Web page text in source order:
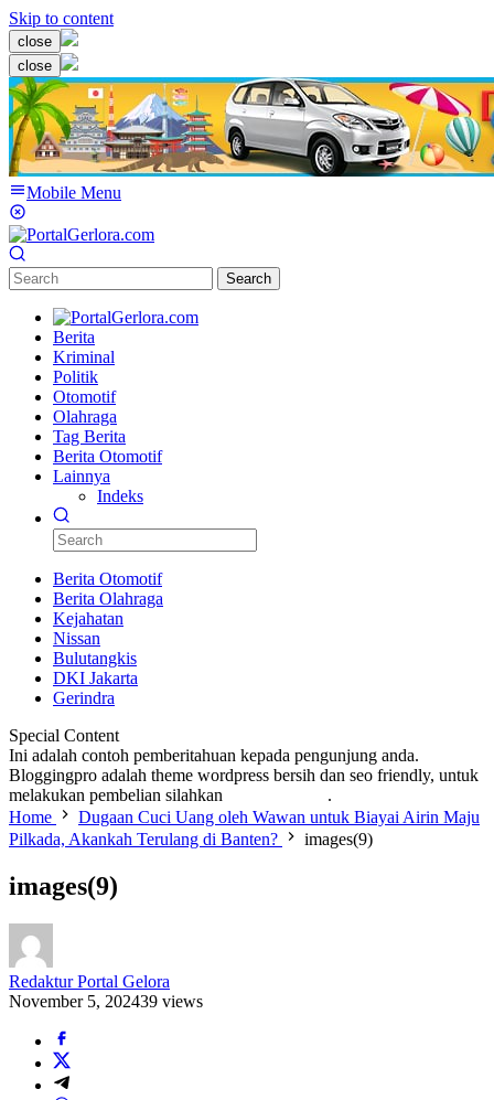
Skip to content
close
close
Mobile Menu
Search
Berita
Kriminal
Politik
Otomotif
Olahraga
Tag Berita
Berita Otomotif
Lainnya
Indeks
Berita Otomotif
Berita Olahraga
Kejahatan
Nissan
Bulutangkis
DKI Jakarta
Gerindra
Special Content
Ini adalah contoh pemberitahuan kepada pengunjung anda.
Bloggingpro adalah theme wordpress bersih dan seo friendly, untuk
melakukan pembelian silahkan
.
Home
Dugaan Cuci Uang oleh Wawan untuk Biayai Airin Maju
Pilkada, Akankah Terulang di Banten?
images(9)
images(9)
Redaktur Portal Gelora
November 5, 202439 views